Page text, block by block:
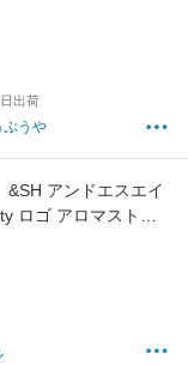
円ぽっきり
ッキリ 1,000円ぽっ
ショップ 39 39ショ
プ 珪藻土 アロマ
出荷
ぷうや
&SH アンドエスエイ
ロゴ アロマストー
オイル アロマプレ
ンシャルオイル 香
室 玄関 デスク ]【